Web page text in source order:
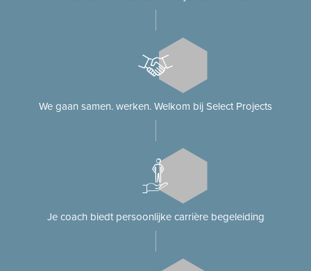
We gaan samen. werken. Welkom bij Select Projects
Je coach biedt persoonlijke carrière begeleiding